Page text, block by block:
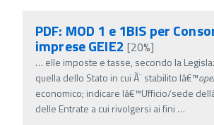
PDF: MOD 1 e 1BIS per
imprese GEIE2 [20%]
… elle imposte e tasse, secondo la
quella dello Stato in cui Ã¨ stabilito lâ€™
economico; indicare lâ€™Ufficio/sede
delle Entrate a cui rivolgersi ai fini …